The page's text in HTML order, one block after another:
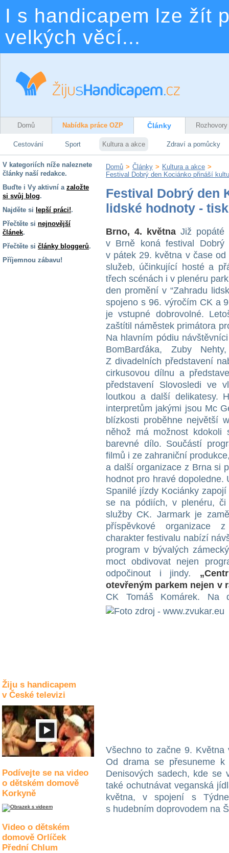
I s handicapem lze žít
velkých věcí...
Domů Nabídka práce OZP Články Rozhovory
Cestování Sport Kultura a akce Zdraví a pomůcky
V kategoriích níže naleznete
články naší redakce.
Buďte i Vy aktivní a založte
si svůj blog.
Najděte si lepší práci!.
Přečtěte si nejnovější
článek.
Přečtěte si články bloggerů.
Příjemnou zábavu!
Žiju s handicapem
v České televizi
Podívejte se na video
o dětském domově
Korkyně
Video o dětském
domově Orlíček
Přední Chlum
Domů > Články > Kultura a akce >
Festival Dobrý den Kociánko přináší
Festival Dobrý den
lidské hodnoty -
Brno, 4. května Již popáté
v Brně koná festival Dobrý
v pátek 29. května v čase
služeb, účinkující hosté a
třech scénách i v plenéru
den promění v “Zahradu
spojeno s 96. výročím CK a
je vstupné dobrovolné.
zaštítil náměstek primátora
Na hlavním pódiu
BomBarďáka, Zuby
Z divadelních představení
cirkusovou dílnu a
představení Slovosledi ve
loutkou a další delikatesy.
interpretům jakými jsou Mc
blízkosti proběhne největší
něhož má možnost kdokoli
barevné dílo. Součástí
filmů i ze zahraniční
a další organizace z Brna si
hodnot pro hravé
Spanilé jízdy Kociánky
se na pódiích, v plenéru, či
služby CK. Jarmark je
příspěvkové organizace
charakter festivalu nabízí
program v bývalých
moct obdivovat nejen
odpočinout i jindy.
otevřeným parkem nejen v
CK Tomáš Komárek. Na
Všechno to začne 9. Května
Od drama se přesuneme
Denisových sadech, kde se
také ochutnávat veganská
května, v spojení s
s hudebním doprovodem na